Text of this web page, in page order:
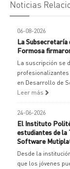
Noticias
06-08-2026
La
Formosa
La suscripción se
en Desarrollo de
Leer más
24-06-2026
El Instituto
estudiantes de la
Software
Desde la
que los jóvenes